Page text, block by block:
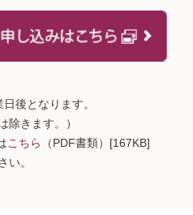
後となります。
除きます。）
こちら
（PDF書類）[167KB]
い。